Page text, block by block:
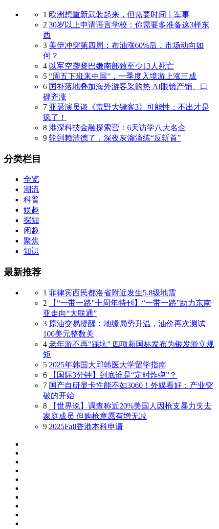
1 欧洲想重新武装起来，但需要时间丨军事
2 30岁以上申请语言学校：你需要多准备这3样东
西
3 美伊冲突第四周：布油涨60%后，市场动向如
何？
4 以军空袭黎巴嫩南部致至少13人死亡
5 “周五下班来中国”，一季度入境游上涨三成
6 国补落地叠加海外游客采购热 AI眼镜产销、口
碑齐涨
7 亚瑟演员谈《荒野大镖客3》可能性：不出才是
疯了！
8 港深科技金融探索营：6天访学八大名企
9 轮到赖清德了，深夜灰溜溜练“反斩首”
分类栏目
全览
潮流
科普
娱趣
探知
闲趣
聚焦
知识
最新推荐
1 菲律宾西民都洛省附近发生5.8级地震
2
【“一带一路”十周年特刊】“一带一路”助力东南
亚走向“大联通”
3 原油交易提醒：地缘局势升温，油价再次测试
100美元整数关
4 老年游不再“踩坑” 四项新国标发布为银发游立规
矩
5 2025年韩国大邱韩医大学留学指南
6
【国际3分钟】到底谁是“定时炸弹”？
7 国产自研显卡性能不如3060！外媒看好：产业突
破的开始
8
【世界说】调查称近20%美国人因枪支暴力失去
家庭成员 但购枪意愿有增无减
9 2025Fall香港本科申请